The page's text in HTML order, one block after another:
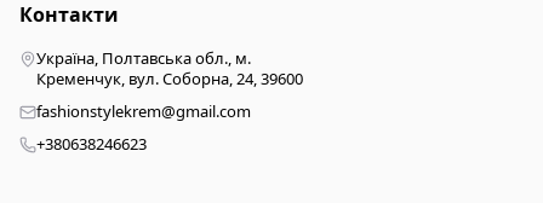
Контакти
Україна, Полтавська обл., м.
Кременчук, вул. Соборна, 24, 39600
fashionstylekrem@gmail.com
+380638246623